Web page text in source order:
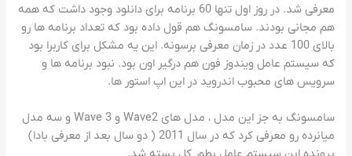
معرفی شد. در روز اول تنها 60 برنامه برای دانلود وجود داشت که همه
هم مجانی بودند. سامسونگ هم قول داده بود که تعداد برنامه ها رو
بالای 100 عدد در زمان معرفی برسونه. این یه مشکل برای کاربرا بود
که سیستم عامل ویندوز فون هم درگیر اون بود. نبود برنامه ها و
سرویس های محبوب اندروید در این اپ استور ها.
سامسونگ به جز این مدل ، مدل های Wave2 و Wave 3 و سه مدل
میانرده رو معرفی کرد که در سال 2011 ( دو سال بعد از معرفی بادا)